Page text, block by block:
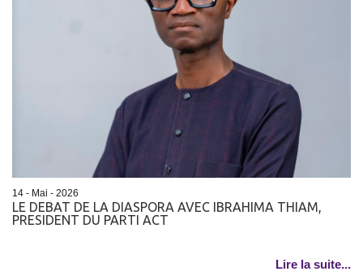
14 - Mai - 2026
LE DEBAT DE LA DIASPORA AVEC IBRAHIMA THIAM,
PRESIDENT DU PARTI ACT
Lire la suite...